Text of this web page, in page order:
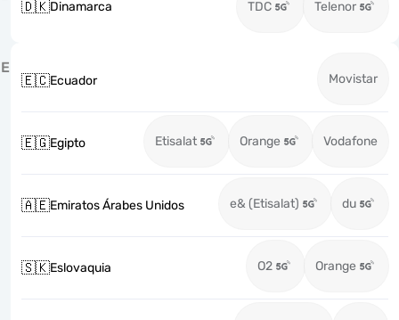
🇩🇰Dinamarca TDC Telenor
E
🇪🇨Ecuador Movistar
🇪🇬Egipto Etisalat Orange Vodafone
🇦🇪Emiratos Árabes Unidos e& (Etisalat) du
🇸🇰Eslovaquia O2 Orange